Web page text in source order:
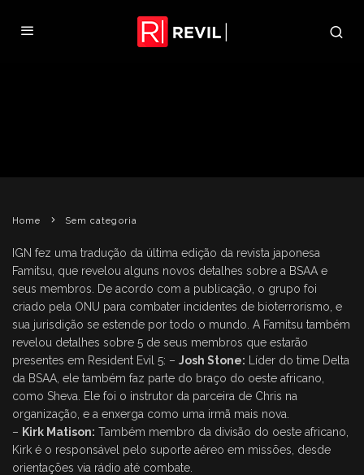
Home
Sem categoria
IGN fez uma tradução da última edição da revista japonesa
Famitsu, que revelou alguns novos detalhes sobre a BSAA e
seus membros. De acordo com a publicação, o grupo foi
criado pela ONU para combater incidentes de bioterrorismo, e
sua jurisdição se estende por todo o mundo. A Famitsu também
revelou detalhes sobre 5 de seus membros que estarão
presentes em Resident Evil 5: – Josh Stone: Líder do time Delta
da BSAA, ele também faz parte do braço do oeste africano,
como Sheva. Ele foi o instrutor da parceira de Chris na
organização, e a enxerga como uma irmã mais nova.
– Kirk Matison: Também membro da divisão do oeste africano,
Kirk é o responsável pelo suporte aéreo em missões, desde
orientações via rádio até combate.